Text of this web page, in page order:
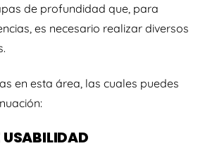
de profundidad que, para
es necesario realizar diversos
en esta área, las cuales puedes
USABILIDAD